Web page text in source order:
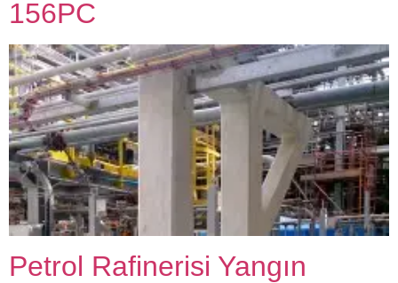
156PC
Petrol Rafinerisi Yangın